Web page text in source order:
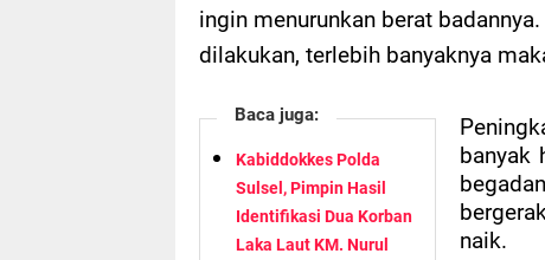
ingin menurunkan berat
dilakukan, terlebih banyaknya
Baca juga:
Kabiddokkes Polda
Sulsel, Pimpin Hasil
Identifikasi Dua Korban
Laka Laut KM. Nurul
banyak
naik.